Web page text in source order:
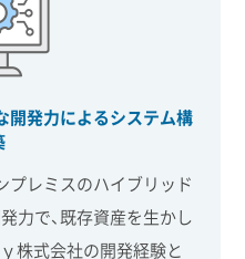
開発力によるシステム構
レミスのハイブリッド
力で、既存資産を生かし
株式会社の開発経験と